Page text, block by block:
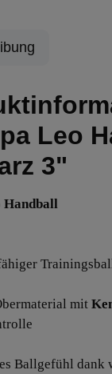
Leo
3"
Handball
mit
Ballgefühl dank